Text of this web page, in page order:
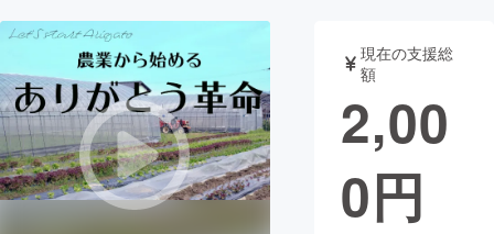
テクノロジー・ガジェット
映像・映画 書籍・雑誌
ビジネス・起業 チャレンジ
現在の支援総
額
2,00
0円